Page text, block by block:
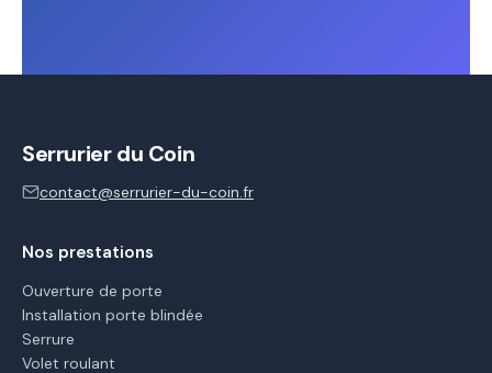
Serrurier du Coin
contact@serrurier-du-coin.fr
Nos prestations
Ouverture de porte
Installation porte blindée
Serrure
Volet roulant